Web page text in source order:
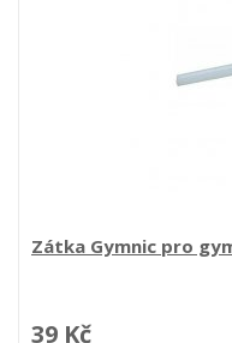
Zátka Gymnic pro
39 Kč